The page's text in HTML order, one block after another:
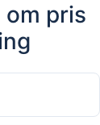
pris